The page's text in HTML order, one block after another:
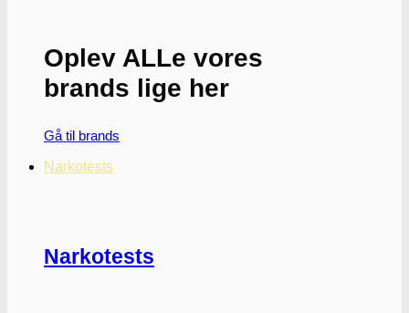
Oplev ALLe vores
brands lige her
Gå til brands
Narkotests
Narkotests